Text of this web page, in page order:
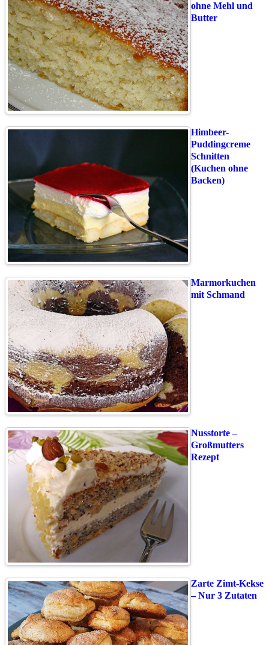
ohne Mehl und
Butter
Himbeer-
Puddingcreme
Schnitten
(Kuchen ohne
Backen)
Marmorkuchen
mit Schmand
Nusstorte –
Großmutters
Rezept
Zarte Zimt-Kekse
– Nur 3 Zutaten